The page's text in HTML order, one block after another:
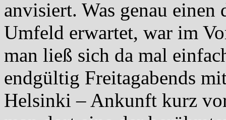
anvisiert. Was genau
Umfeld erwartet, war im
man ließ sich da mal
endgültig Freitagabends
Helsinki – Ankunft kurz